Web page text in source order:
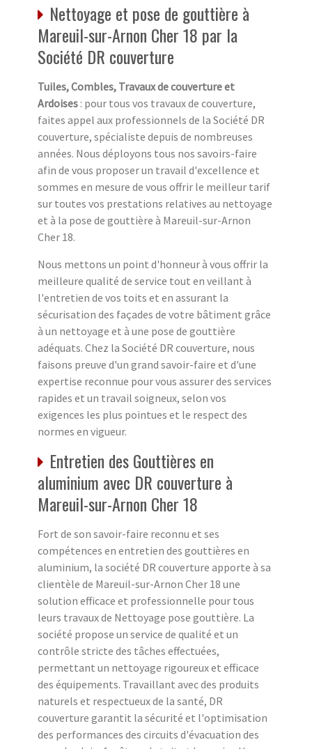
Nettoyage et pose de gouttière à
Mareuil-sur-Arnon Cher 18 par la
Société DR couverture
Tuiles, Combles, Travaux de couverture et
Ardoises : pour tous vos travaux de couverture,
faites appel aux professionnels de la Société DR
couverture, spécialiste depuis de nombreuses
années. Nous déployons tous nos savoirs-faire
afin de vous proposer un travail d'excellence et
sommes en mesure de vous offrir le meilleur tarif
sur toutes vos prestations relatives au nettoyage
et à la pose de gouttière à Mareuil-sur-Arnon
Cher 18.
Nous mettons un point d'honneur à vous offrir la
meilleure qualité de service tout en veillant à
l'entretien de vos toits et en assurant la
sécurisation des façades de votre bâtiment grâce
à un nettoyage et à une pose de gouttière
adéquats. Chez la Société DR couverture, nous
faisons preuve d'un grand savoir-faire et d'une
expertise reconnue pour vous assurer des services
rapides et un travail soigneux, selon vos
exigences les plus pointues et le respect des
normes en vigueur.
Entretien des Gouttières en
aluminium avec DR couverture à
Mareuil-sur-Arnon Cher 18
Fort de son savoir-faire reconnu et ses
compétences en entretien des gouttières en
aluminium, la société DR couverture apporte à sa
clientèle de Mareuil-sur-Arnon Cher 18 une
solution efficace et professionnelle pour tous
leurs travaux de Nettoyage pose gouttière. La
société propose un service de qualité et un
contrôle stricte des tâches effectuées,
permettant un nettoyage rigoureux et efficace
des équipements. Travaillant avec des produits
naturels et respectueux de la santé, DR
couverture garantit la sécurité et l'optimisation
des performances des circuits d'évacuation des